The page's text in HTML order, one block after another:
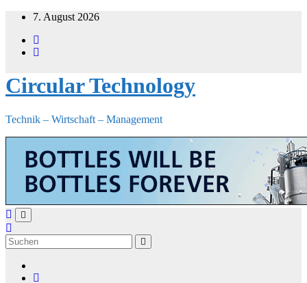
Zum
springen
7. August 2026
Circular Technology
Technik – Wirtschaft – Management